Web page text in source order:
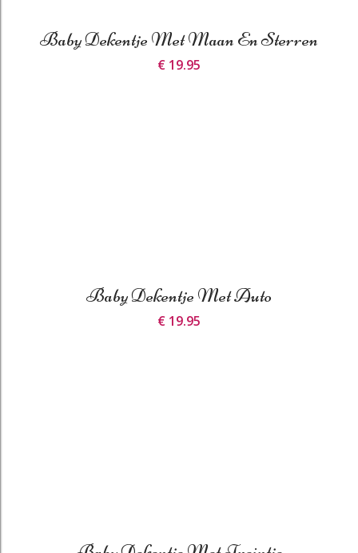
Baby Dekentje Met Maan En Sterren
€ 19.95
Baby Dekentje Met Auto
€ 19.95